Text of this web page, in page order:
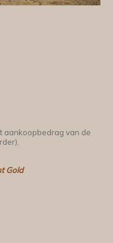
aankoopbedrag van de
Gold